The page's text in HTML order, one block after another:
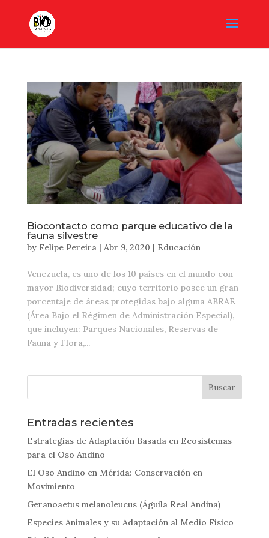
Biocontacto como parque educativo de la
fauna silvestre
by Felipe Pereira | Abr 9, 2020 | Educación
Venezuela, es uno de los 10 países en el mundo con
mayor Biodiversidad; cuyo territorio posee un gran
porcentaje de áreas protegidas bajo alguna ABRAE
(Área Bajo el Régimen de Administración Especial),
que incluyen: Parques Nacionales, Reservas de
Fauna y Flora,...
Entradas recientes
Estrategias de Adaptación Basada en Ecosistemas
para el Oso Andino
El Oso Andino en Mérida: Conservación en
Movimiento
Geranoaetus melanoleucus (Águila Real Andina)
Especies Animales y su Adaptación al Medio Físico